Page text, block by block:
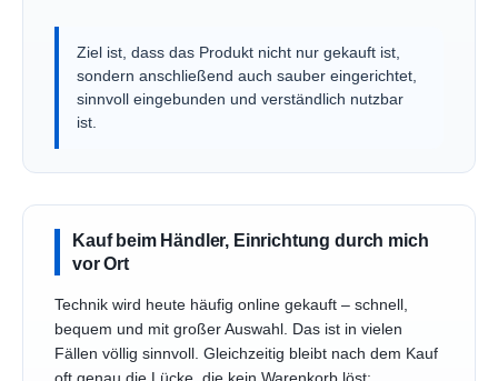
Ziel ist, dass das Produkt nicht nur gekauft ist,
sondern anschließend auch sauber eingerichtet,
sinnvoll eingebunden und verständlich nutzbar
ist.
Kauf beim Händler, Einrichtung durch mich
vor Ort
Technik wird heute häufig online gekauft – schnell,
bequem und mit großer Auswahl. Das ist in vielen
Fällen völlig sinnvoll. Gleichzeitig bleibt nach dem Kauf